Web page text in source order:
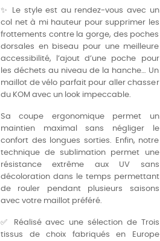
✨ Le style est au rendez-vous avec un
col net à mi hauteur pour supprimer les
frottements contre la gorge, des poches
dorsales en biseau pour une meilleure
accessibilité, l’ajout d’une poche pour
les déchets au niveau de la hanche… Un
maillot de vélo parfait pour aller chasser
du KOM avec un look impeccable.
Sa coupe ergonomique permet un
maintien maximal sans négliger le
confort des longues sorties. Enfin, notre
technique de sublimation permet une
résistance extrême aux UV sans
décoloration dans le temps permettant
de rouler pendant plusieurs saisons
avec votre maillot préféré.
✅ Réalisé avec une sélection de Trois
tissus de choix fabriqués en Europe